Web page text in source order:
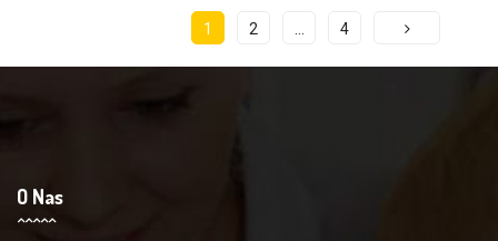
1 2 4
O Nas